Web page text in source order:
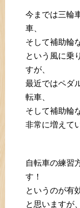
今までは三輪
車、
そして補助輪
という風に乗
すが、
最近ではペダ
転車、
そして補助輪
非常に増えて
自転車の練習
す！
というのが有
と思いますが、